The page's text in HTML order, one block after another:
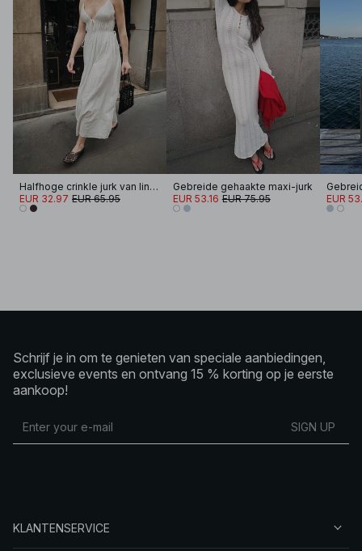
Halfhoge crinkle jurk van linnenmix met volumineuze band
EUR 32.97 EUR 65.95
Gebreide gehaakte maxi-jurk
EUR 53.16 EUR 75.95
EUR
Schrijf je in om te genieten van speciale aanbiedingen,
exclusieve events en ontvang 15 % korting op je eerste
aankoop!
SIGN UP
KLANTENSERVICE